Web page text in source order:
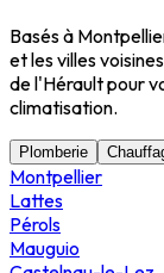
Basés à
et les villes voisines
de l'Hérault pour
climatisation.
Plomberie
Montpellier
Lattes
Pérols
Mauguio